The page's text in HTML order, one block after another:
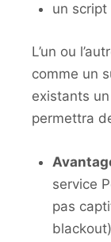
un script
L’un ou
comme un
existants
permettra
service
pas
blackout)